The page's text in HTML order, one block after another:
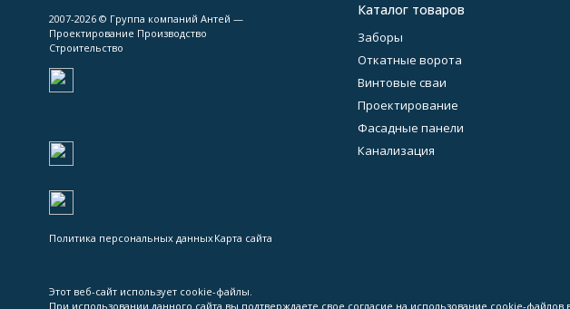
2007-2026 © Группа компаний Антей —
Проектирование Производство
Строительство
Политика персональных данныхКарта сайта
Каталог товаров
Заборы
Откатные ворота
Винтовые сваи
Проектирование
Фасадные панели
Канализация
Этот веб-сайт использует cookie-файлы.
При использовании данного сайта вы подтверждаете свое согласие на использование cookie-файлов